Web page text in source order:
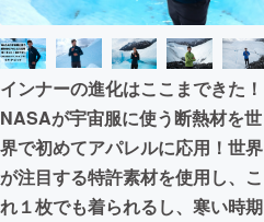
インナーの進化はここまできた！
NASAが宇宙服に使う断熱材を世
界で初めてアパレルに応用！世界
が注目する特許素材を使用し、こ
れ１枚でも着られるし、寒い時期